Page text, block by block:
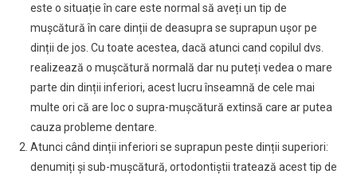
este o situație în care este normal să aveți un tip de
mușcătură în care dinții de deasupra se suprapun ușor pe
dinții de jos. Cu toate acestea, dacă atunci cand copilul dvs.
realizează o mușcătură normală dar nu puteți vedea o mare
parte din dinții inferiori, acest lucru înseamnă de cele mai
multe ori că are loc o supra-mușcătură extinsă care ar putea
cauza probleme dentare.
Atunci când dinții inferiori se suprapun peste dinții superiori:
denumiți și sub-mușcătură, ortodontiștii tratează acest tip de